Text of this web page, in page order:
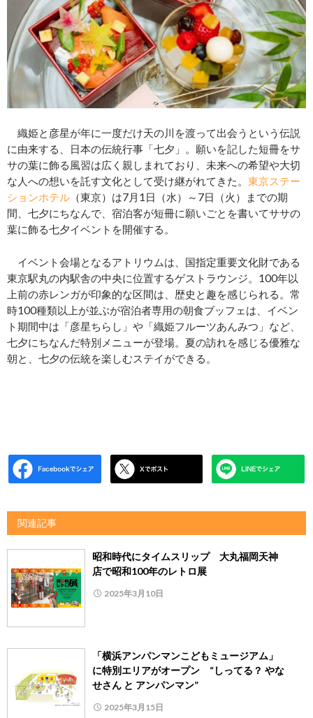
織姫と彦星が年に一度だけ天の川を渡って出会うという伝説
に由来する、日本の伝統行事「七夕」。願いを記した短冊をサ
サの葉に飾る風習は広く親しまれており、未来への希望や大切
な人への想いを託す文化として受け継がれてきた。 東京ステー
ションホテル （東京）は7月1日（水）～7日（火）までの期
間、七夕にちなんで、宿泊客が短冊に願いごとを書いてササの
葉に飾る七夕イベントを開催する。
イベント会場となるアトリウムは、国指定重要文化財である
東京駅丸の内駅舎の中央に位置するゲストラウンジ。100年以
上前の赤レンガが印象的な区間は、歴史と趣を感じられる。常
時100種類以上が並ぶが宿泊者専用の朝食ブッフェは、イベン
ト期間中は「彦星ちらし」や「織姫フルーツあんみつ」など、
七夕にちなんだ特別メニューが登場。夏の訪れを感じる優雅な
朝と、七夕の伝統を楽しむステイができる。
関連記事
昭和時代にタイムスリップ 大丸福岡天神
店で昭和100年のレトロ展
2025年3月10日
「横浜アンパンマンこどもミュージアム」
に特別エリアがオープン “しってる？ やな
せさん と アンパンマン”
2025年3月15日